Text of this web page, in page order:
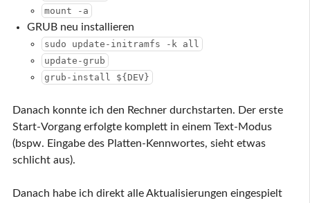
mount -a
GRUB neu installieren
sudo update-initramfs -k all
update-grub
grub-install ${DEV}
Danach konnte ich den Rechner durchstarten. Der erste
Start-Vorgang erfolgte komplett in einem Text-Modus
(bspw. Eingabe des Platten-Kennwortes, sieht etwas
schlicht aus).
Danach habe ich direkt alle Aktualisierungen eingespielt